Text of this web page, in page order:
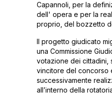
Capannoli, per la
dell' opera e per la
proprio, del bozzetto
Il progetto giudicato
una Commissione
votazione dei cittadini,
vincitore del concorso
successivamente
all’interno della